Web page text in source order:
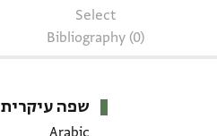
Select
Bibliography (0)
שפה עיקרית